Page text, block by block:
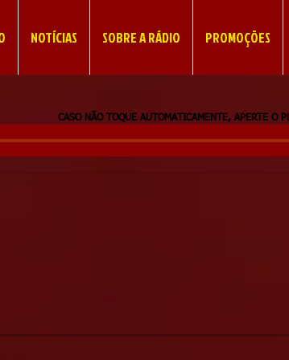
NOTÍCIAS SOBRE A RÁDIO PROMOÇÕES
CASO NÃO TOQUE AUTOMATICAMENTE, APERTE O